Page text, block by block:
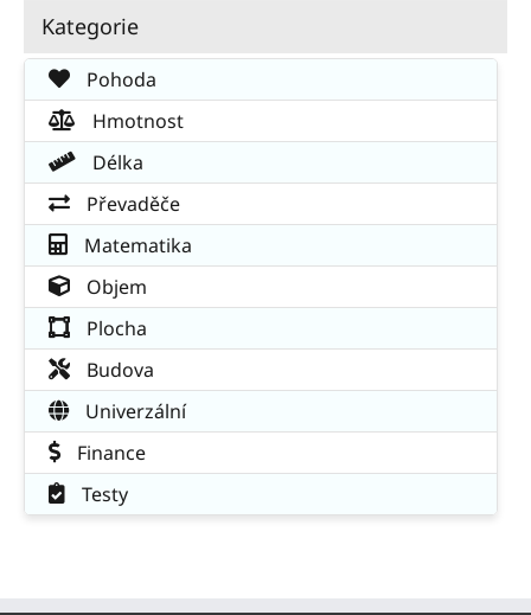
Kategorie
Pohoda
Hmotnost
Délka
Převaděče
Matematika
Objem
Plocha
Budova
Univerzální
Finance
Testy